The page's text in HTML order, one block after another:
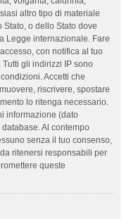
altro tipo di materiale
o dello Stato dove
Legge internazionale. Fare
con notifica al tuo
gli indirizzi IP sono
Accetti che
riscrivere, spostare
lo ritenga necessario.
informazione (dato
Al contempo
senza il tuo consenso,
ritenersi responsabili per
queste